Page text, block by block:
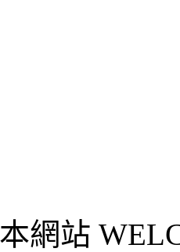
網站